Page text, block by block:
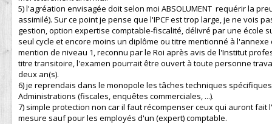
5) l'agréation envisagée doit selon moi ABSOLUMENT requérir la
assimilé). Sur ce point je pense que l'IPCF est trop large, je ne vois
gestion, option expertise comptable-fiscalité, délivré par une école
seul cycle et encore moins un diplôme ou titre mentionné à
mention de niveau 1, reconnu par le Roi après avis de l'Institut
titre transitoire, l'examen pourrait être ouvert à toute personne
deux an(s).
6) je reprendais dans le monopole les tâches techniques
Administrations (fiscales, enquêtes commerciales, ...).
7) simple protection non car il faut récompenser ceux qui auront
mesure sauf pour les employés d'un (expert) comptable.